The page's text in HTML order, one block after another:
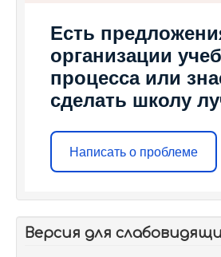
Есть
организации
процесса или
сделать школу
Написать о проблеме
Версия для